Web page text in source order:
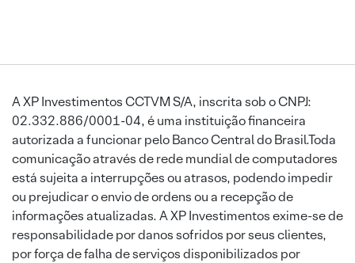
A XP Investimentos CCTVM S/A, inscrita sob o CNPJ:
02.332.886/0001-04, é uma instituição financeira
autorizada a funcionar pelo Banco Central do Brasil.Toda
comunicação através de rede mundial de computadores
está sujeita a interrupções ou atrasos, podendo impedir
ou prejudicar o envio de ordens ou a recepção de
informações atualizadas. A XP Investimentos exime-se de
responsabilidade por danos sofridos por seus clientes,
por força de falha de serviços disponibilizados por